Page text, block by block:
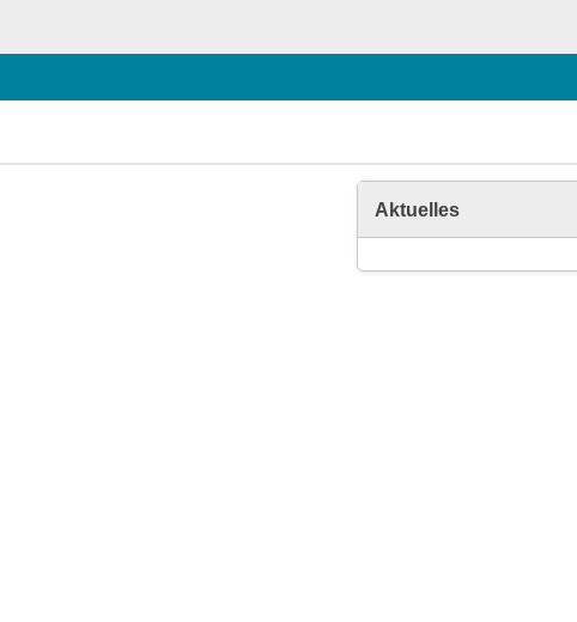
Aktuelles